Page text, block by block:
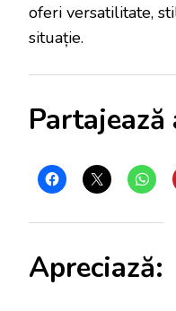
oferi versatilitate,
situație.
Partajează
Apreciază: